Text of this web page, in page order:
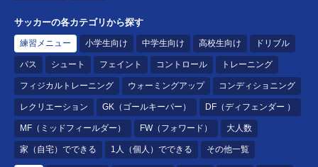
サッカーの各カテゴリから探す
練習メニュー 小学生向け 中学生向け 高校生向け ドリブル
パス シュート フェイント コントロール トレーニング
フィジカルトレーニング ウォーミングアップ コンディショニング
レクリエーション GK（ゴールキーパー） DF（ディフェンダー ）
MF（ミッドフィールダー） FW（フォワード） 大人数
家（自宅）でできる 1人（個人）でできる その他一覧